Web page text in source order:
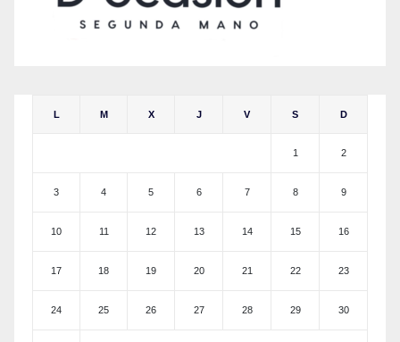
L M X J V S D
1 2
3 4 5 6 7 8 9
10 11 12 13 14 15 16
17 18 19 20 21 22 23
24 25 26 27 28 29 30